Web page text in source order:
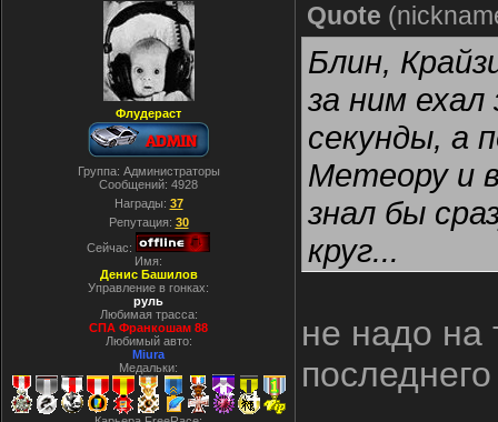
Флудераст
Группа: Администраторы
Сообщений: 4928
Награды: 37
Репутация: 30
Сейчас:
Имя:
Денис Башилов
Управление в гонках:
руль
Любимая трасса:
СПА Франкошам 88
Любимый авто:
Miura
Медальки:
Quote (
Блин,
за ним
секунды, а
Метеору и
знал бы
круг...
не надо на